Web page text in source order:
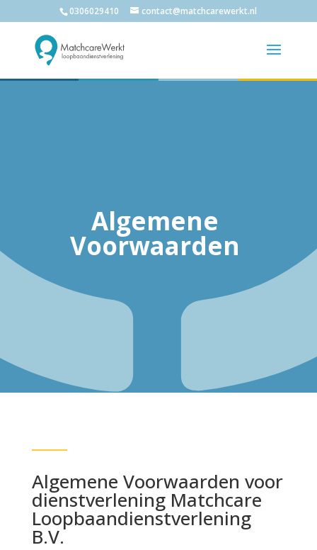
0306029410 contact@matchcarewerkt.nl
Algemene
Voorwaarden
Algemene Voorwaarden voor
dienstverlening Matchcare
Loopbaandienstverlening
B.V.